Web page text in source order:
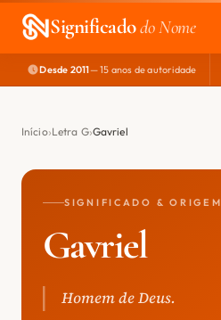
Significadodo Nome
EXPLORAR
NOME PERFEITO
Desde 2011— 15 anos de autoridade
Início Letra G Gavriel
SIGNIFICADO & ORIGEM
Gavriel
Homem de Deus.